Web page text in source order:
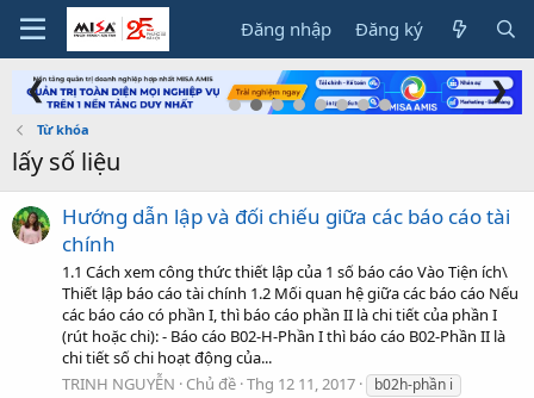
Đăng nhập Đăng ký
❮ ❯
Từ khóa
lấy số liệu
Hướng dẫn lập và đối chiếu giữa các báo cáo tài
chính
1.1 Cách xem công thức thiết lập của 1 số báo cáo Vào Tiện ích\
Thiết lập báo cáo tài chính 1.2 Mối quan hệ giữa các báo cáo Nếu
các báo cáo có phần I, thì báo cáo phần II là chi tiết của phần I
(rút hoặc chi): - Báo cáo B02-H-Phần I thì báo cáo B02-Phần II là
chi tiết số chi hoạt động của...
TRINH NGUYỄN
Chủ đề Thg 12 11, 2017
b02h-phần i